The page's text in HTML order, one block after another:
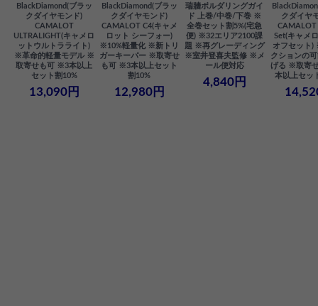
BlackDiamond(ブラッ
クダイヤモンド)
CAMALOT
ULTRALIGHT(キャメロ
ットウルトラライト)
※革命的軽量モデル ※
取寄せも可 ※3本以上
セット割10%
13,090円
BlackDiamond(ブラッ
クダイヤモンド)
CAMALOT C4(キャメ
ロット シーフォー)
※10%軽量化 ※新トリ
ガーキーパー ※取寄せ
も可 ※3本以上セット
割10%
12,980円
瑞牆ボルダリングガイ
ド 上巻/中巻/下巻 ※
全巻セット割5%(宅急
便) ※32エリア2100課
題 ※再グレーディング
※室井登喜夫監修 ※メ
ール便対応
4,840円
クダイヤ
Set(キャメ
オフセット)
クションの
げる ※取寄
本以上セッ